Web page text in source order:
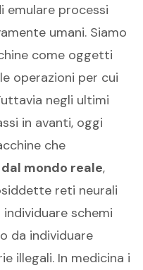
emulare processi
umani. Siamo
come oggetti
operazioni per cui
negli ultimi
in avanti, oggi
che
dal mondo reale,
reti neurali
schemi
da individuare
illegali. In medicina i